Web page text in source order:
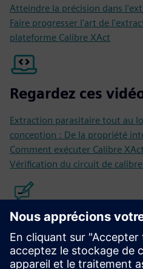
Atteindre la précision dans
Faire progresser l'art de
plateforme Calibre XAct
Regardez ces
Extraction parasitaire tout au
conception : De la propriété
Comment exécuter Calibre
Vérification du circuit de
Lisez ces blogs
Maîtriser l'extraction
processus 3 nm